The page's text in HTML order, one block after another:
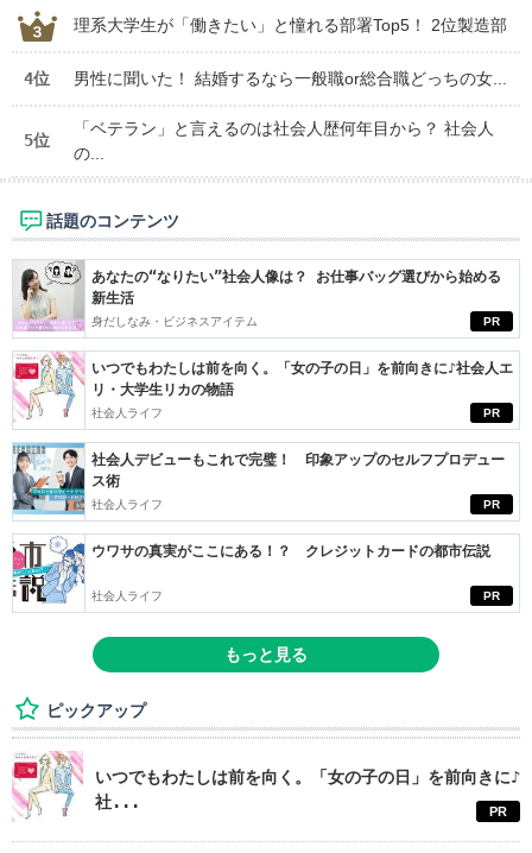
理系大学生が「働きたい」と憧れる部署Top5！ 2位製造部
4位 男性に聞いた！ 結婚するなら一般職or総合職どっちの女...
5位
「ベテラン」と言えるのは社会人歴何年目から？ 社会人
の...
話題のコンテンツ
PR
あなたの“なりたい”社会人像は？ お仕事バッグ選びから始める
新生活
身だしなみ・ビジネスアイテム
PR
いつでもわたしは前を向く。「女の子の日」を前向きに♪社会人エ
リ・大学生リカの物語
社会人ライフ
PR
社会人デビューもこれで完璧！ 印象アップのセルフプロデュー
ス術
社会人ライフ
PR
ウワサの真実がここにある！？ クレジットカードの都市伝説
社会人ライフ
もっと見る
ピックアップ
いつでもわたしは前を向く。「女の子の日」を前向きに♪
社...
PR